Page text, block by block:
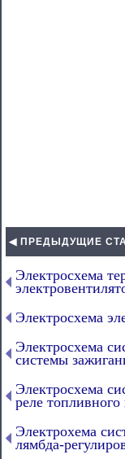
◀ ПРЕДЫДУЩИЕ
Электросхема
Электросхема
Электросхема
системы
Электросхема
реле
Электрохема
лямбда-